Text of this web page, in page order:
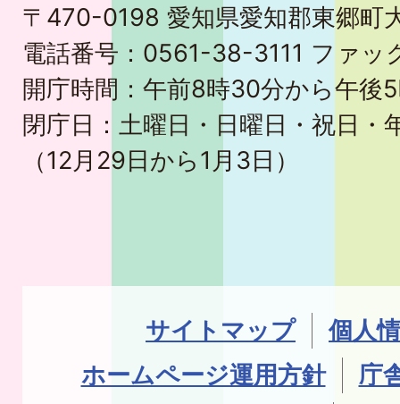
〒470-0198 愛知県愛知郡東郷町
電話番号：0561-38-3111 ファ
開庁時間：午前8時30分から午後
閉庁日：土曜日・日曜日・祝日・
（12月29日から1月3日）
サイトマップ
個人
ホームページ運用方針
庁